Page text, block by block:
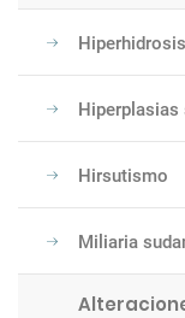
Hiperplasias
Hirsutismo
Miliaria